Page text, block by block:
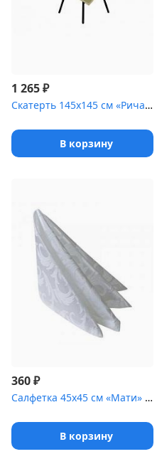
1 265₽
Скатерть 145х145 см «Ричард» фисташковая
В корзину
360₽
Салфетка 45х45 см «Мати» белая [(вензель)]
В корзину